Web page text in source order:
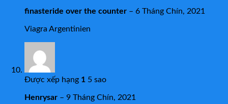
finasteride over the counter – 6 Tháng Chín, 2021
Viagra Argentinien
Được xếp hạng 1 5 sao
Henrysar – 9 Tháng Chín, 2021